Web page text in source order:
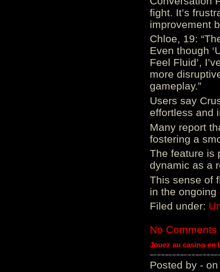
fight. It’s
improvement
Chloe, 19:
Even though
Feel Fluid’,
more
gameplay.”
Users say
effortless and
Many report
fostering a
The feature is
dynamic as a
This sense of
in the ongoing
Filed under:
No Comments
Jouez au casino en
Posted by - on